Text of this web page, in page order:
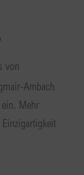
von
Ambach
ein. Mehr